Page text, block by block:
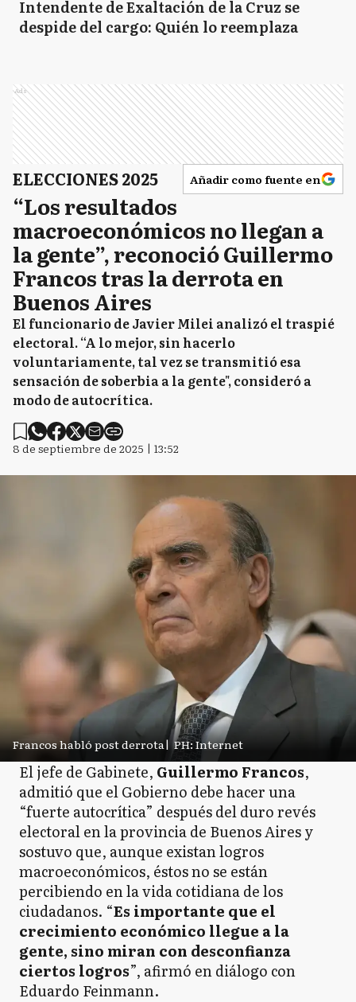
Intendente de Exaltación de la Cruz se
despide del cargo: Quién lo reemplaza
Ads
ELECCIONES 2025 Añadir como fuente en
“Los resultados
macroeconómicos no llegan a
la gente”, reconoció Guillermo
Francos tras la derrota en
Buenos Aires
El funcionario de Javier Milei analizó el traspié
electoral. “A lo mejor, sin hacerlo
voluntariamente, tal vez se transmitió esa
sensación de soberbia a la gente", consideró a
modo de autocrítica.
8 de septiembre de 2025 | 13:52
Francos habló post derrota| PH: Internet
El jefe de Gabinete, Guillermo Francos,
admitió que el Gobierno debe hacer una
“fuerte autocrítica” después del duro revés
electoral en la provincia de Buenos Aires y
sostuvo que, aunque existan logros
macroeconómicos, éstos no se están
percibiendo en la vida cotidiana de los
ciudadanos. “Es importante que el
crecimiento económico llegue a la
gente, sino miran con desconfianza
ciertos logros”, afirmó en diálogo con
Eduardo Feinmann.